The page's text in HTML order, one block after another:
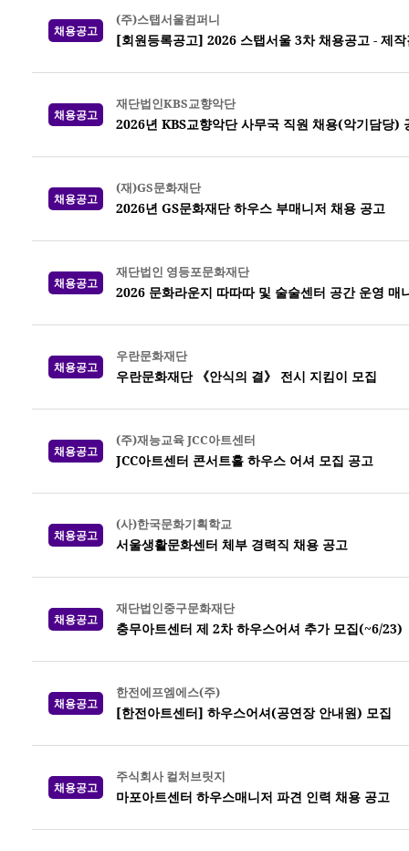
채용공고
(주)스탭서울컴퍼니
[회원등록공고] 2026 스탭서울 3차 채용공고 - 제
채용공고
재단법인KBS교향악단
2026년 KBS교향악단 사무국 직원 채용(악기담당)
채용공고
(재)GS문화재단
2026년 GS문화재단 하우스 부매니저 채용 공고
채용공고
재단법인 영등포문화재단
2026 문화라운지 따따따 및 술술센터 공간 운영 매
채용공고
우란문화재단
우란문화재단 《안식의 결》 전시 지킴이 모집
채용공고
(주)재능교육 JCC아트센터
JCC아트센터 콘서트홀 하우스 어셔 모집 공고
채용공고
(사)한국문화기획학교
서울생활문화센터 체부 경력직 채용 공고
채용공고
재단법인중구문화재단
충무아트센터 제 2차 하우스어셔 추가 모집(~6/23)
채용공고
한전에프엠에스(주)
[한전아트센터] 하우스어셔(공연장 안내원) 모집
채용공고
주식회사 컬처브릿지
마포아트센터 하우스매니저 파견 인력 채용 공고